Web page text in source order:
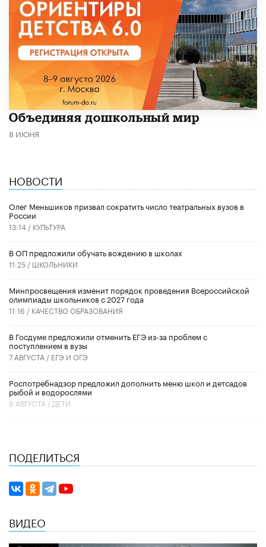
​Объединяя дошкольный мир
8 ИЮНЯ
НОВОСТИ
Олег Меньшиков призвал сократить число театральных вузов в
России
13:14 / КУЛЬТУРА
В ОП предложили обучать вождению в школах
11:25 / ШКОЛЬНИКИ
Минпросвещения изменит порядок проведения Всероссийской
олимпиады школьников с 2027 года
11:16 / КАЧЕСТВО ОБРАЗОВАНИЯ
В Госдуме предложили отменить ЕГЭ из-за проблем с
поступлением в вузы
7 АВГУСТА / ЕГЭ И ОГЭ
Роспотребнадзор предложил дополнить меню школ и детсадов
рыбой и водорослями
6 АВГУСТА / ДЕТИ
ПОДЕЛИТЬСЯ
ВИДЕО